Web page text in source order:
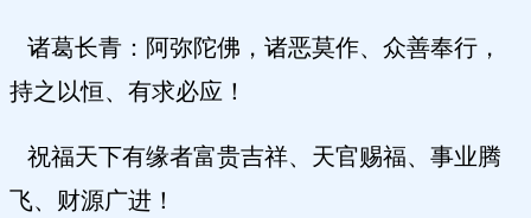
诸葛长青：阿弥陀佛，诸恶莫作、众善奉行，
持之以恒、有求必应！
祝福天下有缘者富贵吉祥、天官赐福、事业腾
飞、财源广进！